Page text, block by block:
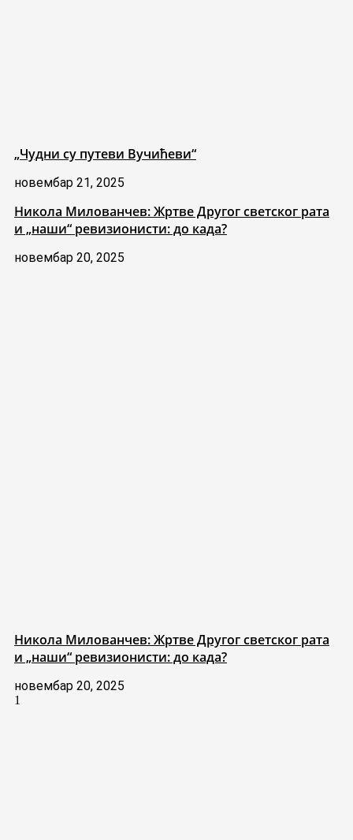
„Чудни су путеви Вучићеви“
новембар 21, 2025
Никола Милованчев: Жртве Другог светског рата
и „наши“ ревизионисти: до када?
новембар 20, 2025
Никола Милованчев: Жртве Другог светског рата
и „наши“ ревизионисти: до када?
новембар 20, 2025